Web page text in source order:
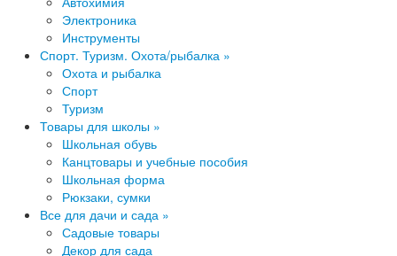
Электроника
Инструменты
Спорт. Туризм. Охота/рыбалка »
Охота и рыбалка
Спорт
Туризм
Товары для школы »
Школьная обувь
Канцтовары и учебные пособия
Школьная форма
Рюкзаки, сумки
Все для дачи и сада »
Садовые товары
Декор для сада